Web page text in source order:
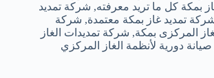
بمكة كل ما تريد معرفته, شركة تمديد
تمديد غاز بمكة معتمدة, شركة
المركزى بمكة, شركة تمديدات الغاز
صيانة دورية لأنظمة الغاز المركزي